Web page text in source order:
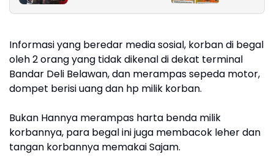
Informasi yang beredar media sosial, korban di begal
oleh 2 orang yang tidak dikenal di dekat terminal
Bandar Deli Belawan, dan merampas sepeda motor,
dompet berisi uang dan hp milik korban.
Bukan Hannya merampas harta benda milik
korbannya, para begal ini juga membacok leher dan
tangan korbannya memakai Sajam.